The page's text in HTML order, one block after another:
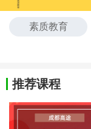
素质教育
推荐课程